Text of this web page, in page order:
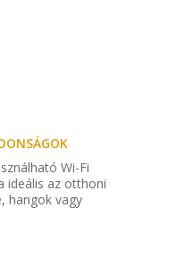
Wi-Fi
ideális az otthoni
hangok vagy